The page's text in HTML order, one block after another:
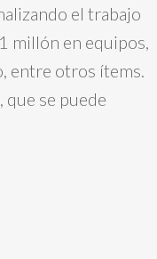
el trabajo
millón en equipos,
entre otros ítems.
que se puede